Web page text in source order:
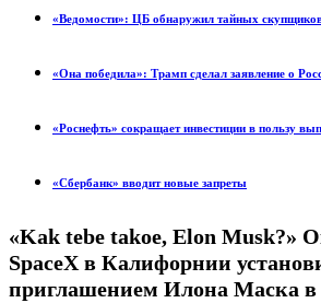
«Ведомости»: ЦБ обнаружил тайных
«Она победила»: Трамп сделал заявление о
«Роснефть» сокращает инвестиции в пользу
«Сбербанк» вводит новые запреты
«Kak tebe takoe, Elon Musk?»
SpaceX в Калифорнии
приглашением Илона Маска в